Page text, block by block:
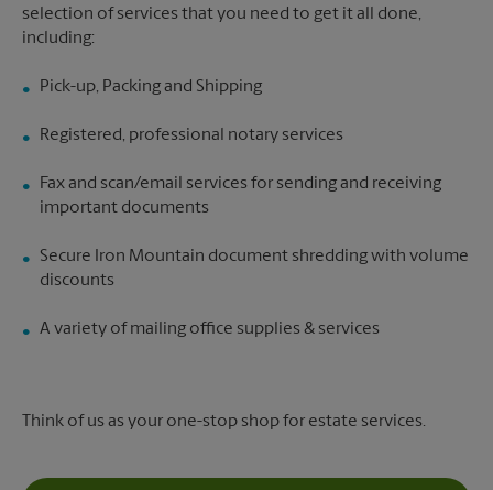
selection of services that you need to get it all done,
including:
Pick-up, Packing and Shipping
Registered, professional notary services
Fax and scan/email services for sending and receiving
important documents
Secure Iron Mountain document shredding with volume
discounts
A variety of mailing office supplies & services
Think of us as your one-stop shop for estate services.